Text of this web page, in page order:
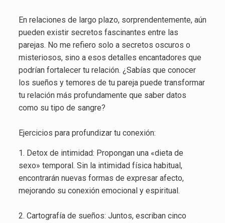
En relaciones de largo plazo, sorprendentemente, aún
pueden existir secretos fascinantes entre las
parejas. No me refiero solo a secretos oscuros o
misteriosos, sino a esos detalles encantadores que
podrían fortalecer tu relación. ¿Sabías que conocer
los sueños y temores de tu pareja puede transformar
tu relación más profundamente que saber datos
como su tipo de sangre?
Ejercicios para profundizar tu conexión:
1. Detox de intimidad: Propongan una «dieta de
sexo» temporal. Sin la intimidad física habitual,
encontrarán nuevas formas de expresar afecto,
mejorando su conexión emocional y espiritual.
2. Cartografía de sueños: Juntos, escriban cinco